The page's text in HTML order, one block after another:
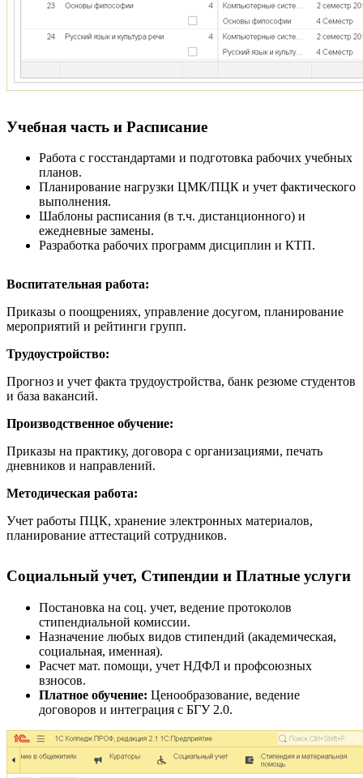
Учебная часть и Расписание
Работа с госстандартами и подготовка рабочих учебных
планов.
Планирование нагрузки ЦМК/ПЦК и учет фактического
выполнения.
Шаблоны расписания (в т.ч. дистанционного) и
ежедневные замены.
Разработка рабочих программ дисциплин и КТП.
Воспитательная работа:
Приказы о поощрениях, управление досугом, планирование
мероприятий и рейтинги групп.
Трудоустройство:
Прогноз и учет факта трудоустройства, банк резюме студентов
и база вакансий.
Производственное обучение:
Приказы на практику, договора с организациями, печать
дневников и направлений.
Методическая работа:
Учет работы ПЦК, хранение электронных материалов,
планирование аттестаций сотрудников.
Социальный учет, Стипендии и Платные услуги
Постановка на соц. учет, ведение протоколов
стипендиальной комиссии.
Назначение любых видов стипендий (академическая,
социальная, именная).
Расчет мат. помощи, учет НДФЛ и профсоюзных
взносов.
Платное обучение: Ценообразование, ведение
договоров и интеграция с БГУ 2.0.